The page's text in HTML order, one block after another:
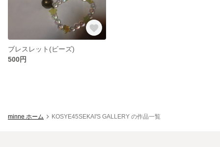
ブレスレット(ビーズ)
500円
minne ホーム KOSYE45SEKAI'S GALLERY の作品一覧